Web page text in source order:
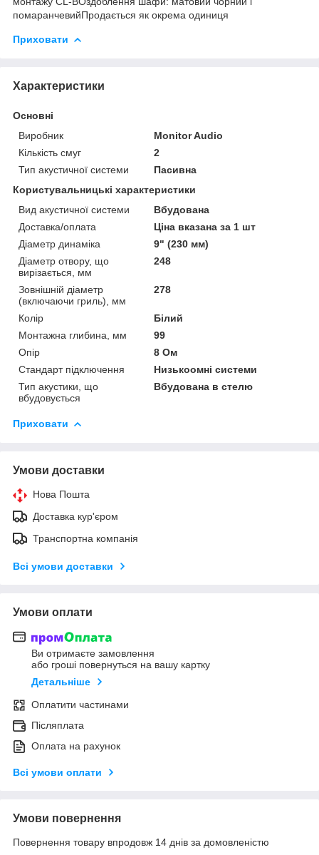
помаранчевийПродається як окрема одиниця
Приховати
Характеристики
Основні
Виробник
Monitor Audio
Кількість смуг
2
Тип акустичної системи
Пасивна
Користувальницькі характеристики
Вид акустичної системи
Вбудована
Доставка/оплата
Ціна вказана за 1 шт
Діаметр динаміка
9" (230 мм)
Діаметр отвору, що
вирізається, мм
248
Зовнішній діаметр
(включаючи гриль), мм
278
Колір
Білий
Монтажна глибина, мм
99
Опір
8 Ом
Стандарт підключення
Низькоомні системи
Тип акустики, що
вбудовується
Вбудована в стелю
Приховати
Умови доставки
Нова Пошта
Доставка кур'єром
Транспортна компанія
Всі умови доставки
Умови оплати
Ви отримаєте замовлення
або гроші повернуться на вашу картку
Детальніше
Оплатити частинами
Післяплата
Оплата на рахунок
Всі умови оплати
Умови повернення
Повернення товару впродовж 14 днів за домовленістю